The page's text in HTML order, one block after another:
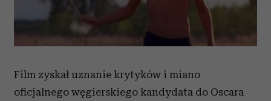
Film zyskał uznanie krytyków i miano
oficjalnego węgierskiego kandydata do Oscara